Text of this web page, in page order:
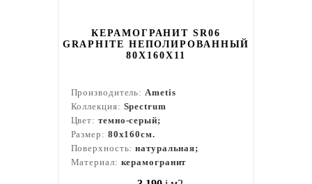
КЕРАМОГРАНИТ SR06
GRAPHITE НЕПОЛИРОВАННЫЙ
80X160Х11
Производитель:Ametis
Коллекция: Spectrum
Цвет: темно-серый;
Размер: 80x160см.
Поверхность:натуральная;
Материал: керамогранит